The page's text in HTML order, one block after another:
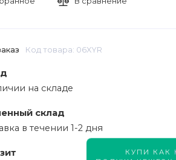
КУПИ КАК
ПОЛУЧИ КЕШБЭК
Код товара: 06XYR
на складе
склад
в течении 1-2 дня